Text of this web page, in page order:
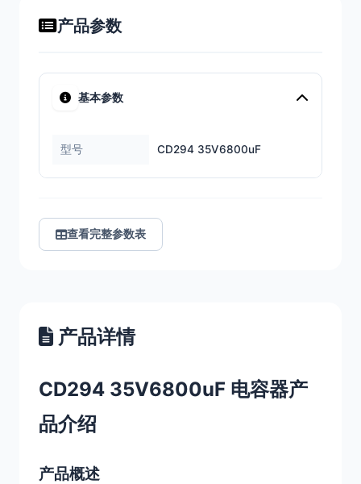
产品参数
基本参数
型号 CD294 35V6800uF
查看完整参数表
产品详情
CD294 35V6800uF 电容器产
品介绍
产品概述